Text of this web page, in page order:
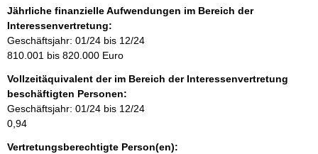
f
o
r
m
t
i
o
n
e
Jährliche finanzielle Aufwendungen im Bereich der
Interessenvertretung:
Geschäftsjahr: 01/24 bis 12/24
810.001 bis 820.000 Euro
Vollzeitäquivalent der im Bereich der Interessenvertretung
beschäftigten Personen:
Geschäftsjahr: 01/24 bis 12/24
0,94
Vertretungsberechtigte Person(en):